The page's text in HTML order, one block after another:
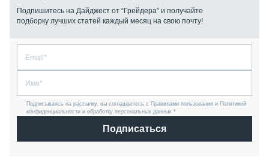
Подпишитесь на Дайджест от “Грейдера” и получайте
подборку лучших статей каждый месяц на свою почту!
Подписываясь на рассылку, вы соглашаетесь с Правилами пользования и Политикой
конфиденциальности и обработку персональных данных *
Подписаться